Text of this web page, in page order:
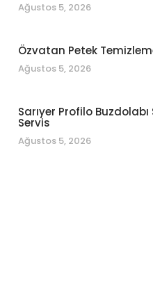
Ağustos 5, 2026
Özvatan Petek
Ağustos 5, 2026
Sarıyer Profilo
Servis
Ağustos 5, 2026